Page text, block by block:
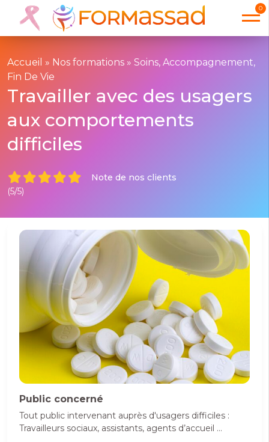
0
Accueil » Nos formations » Soins, Accompagnement,
Fin De Vie
Travailler avec des usagers
aux comportements
difficiles
Note de nos clients
(5/5)
Public concerné
Tout public intervenant auprès d'usagers difficiles :
Travailleurs sociaux, assistants, agents d’accueil …